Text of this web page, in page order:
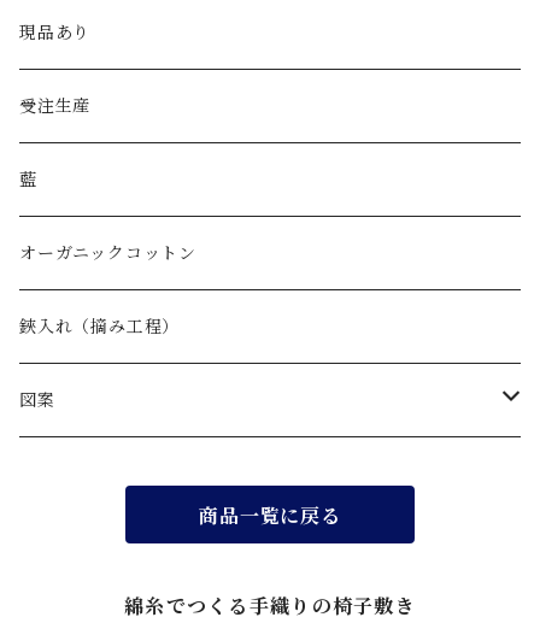
現品あり
受注生産
藍
オーガニックコットン
鋏入れ（摘み工程）
図案
商品一覧に戻る
綿糸でつくる手織りの椅子敷き